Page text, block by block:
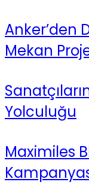
Anker’den
Mekan
Yolculuğu
Maximiles